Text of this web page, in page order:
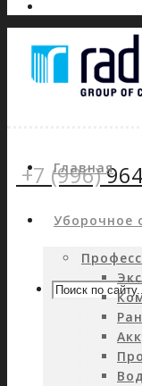
+7 (996)
Главная
Уборочное